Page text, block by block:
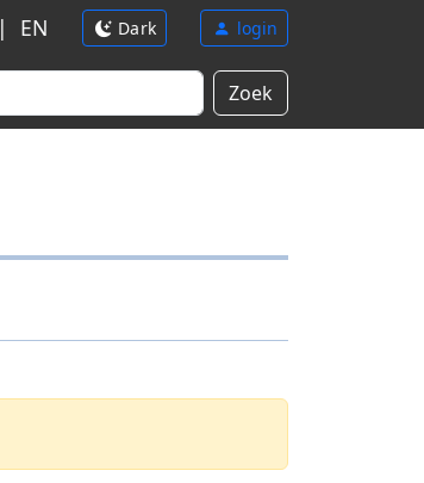
| EN Dark login
Zoek